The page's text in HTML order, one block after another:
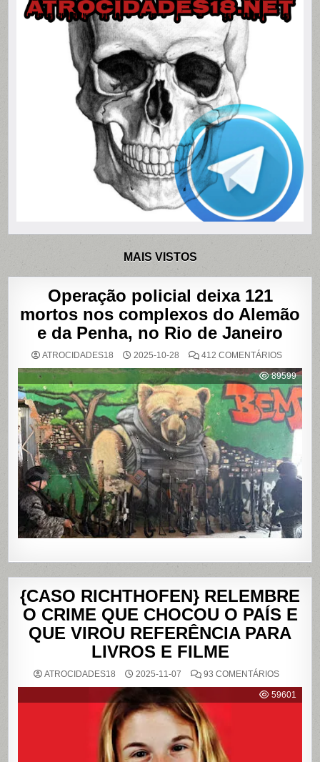
MAIS VISTOS
Operação policial deixa 121
mortos nos complexos do Alemão
e da Penha, no Rio de Janeiro
ATROCIDADES18 2025-10-28 412 COMENTÁRIOSEM
POLICIAL
DEIXA
121
MORTOS
NOS
DO
ALEMÃO
PENHA,
NO
RIO
89599
{CASO RICHTHOFEN} RELEMBRE
O CRIME QUE CHOCOU O PAÍS E
QUE VIROU REFERÊNCIA PARA
LIVROS E FILME
ATROCIDADES18 2025-11-07 93 COMENTÁRIOSEM
59601